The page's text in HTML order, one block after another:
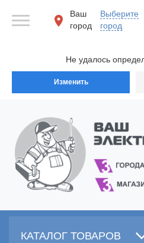
Не удалось
Изменить
Ваш
город
Выберите
город
КАТАЛОГ ТОВАРОВ